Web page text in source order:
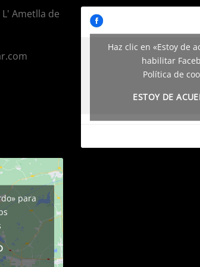
L' Ametlla de
para
Haz clic en «Estoy de
habilitar
Política de
ESTOY DE